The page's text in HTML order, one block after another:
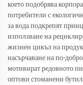
което подобрява
потребители с
за вода подкрепят
използване на
жизнен цикъл на
насърчаване на по-
мотивират редовното
оптови стоманени